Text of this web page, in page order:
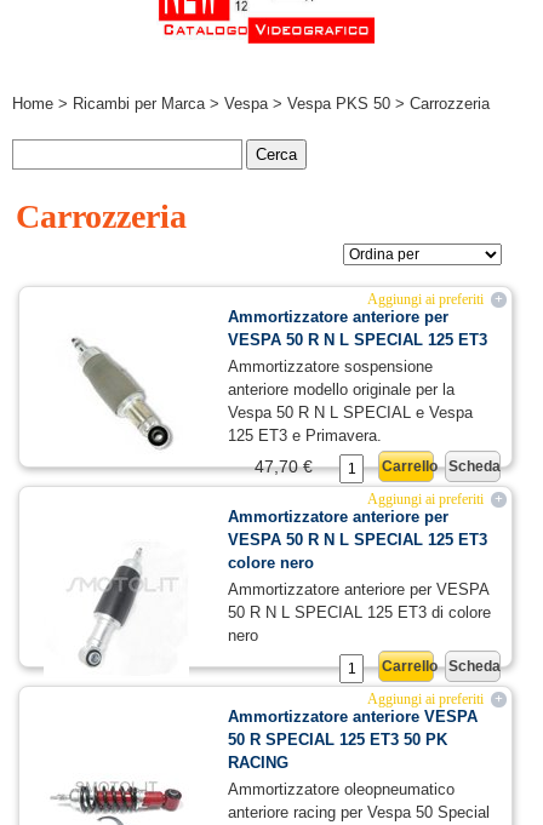
Home > Ricambi per Marca> Vespa> Vespa PKS 50 > Carrozzeria
Carrozzeria
+
Aggiungi ai preferiti
Ammortizzatore anteriore per
VESPA 50 R N L SPECIAL 125 ET3
Ammortizzatore sospensione
anteriore modello originale per la
Vespa 50 R N L SPECIAL e Vespa
125 ET3 e Primavera.
Scheda
Carrello
47,70 €
+
Aggiungi ai preferiti
Ammortizzatore anteriore per
VESPA 50 R N L SPECIAL 125 ET3
colore nero
Ammortizzatore anteriore per VESPA
50 R N L SPECIAL 125 ET3 di colore
nero
Scheda
Carrello
+
Aggiungi ai preferiti
Ammortizzatore anteriore VESPA
50 R SPECIAL 125 ET3 50 PK
RACING
Ammortizzatore oleopneumatico
anteriore racing per Vespa 50 Special